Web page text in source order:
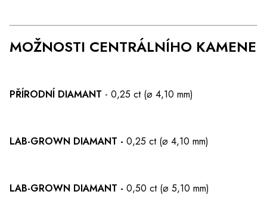
MOŽNOSTI CENTRÁLNÍHO KAMENE
PŘÍRODNÍ DIAMANT - 0,25 ct (⌀ 4,10 mm)
LAB-GROWN DIAMANT - 0,25 ct (⌀ 4,10 mm)
LAB-GROWN DIAMANT - 0,50 ct (⌀ 5,10 mm)